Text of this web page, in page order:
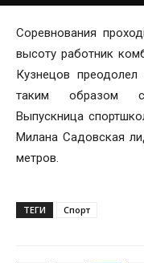
Соревнования
высоту работник
Кузнецов
таким образом
Выпускница
Милана Садовская
метров.
ТЕГИ Спорт